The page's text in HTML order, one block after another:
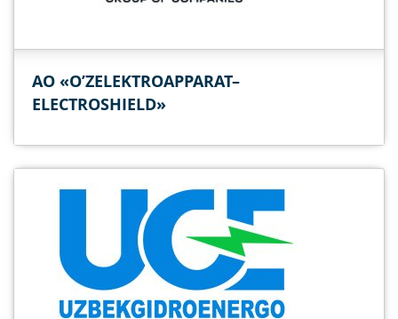
АО «O’ZELEKTROAPPARAT–
ELECTROSHIELD»